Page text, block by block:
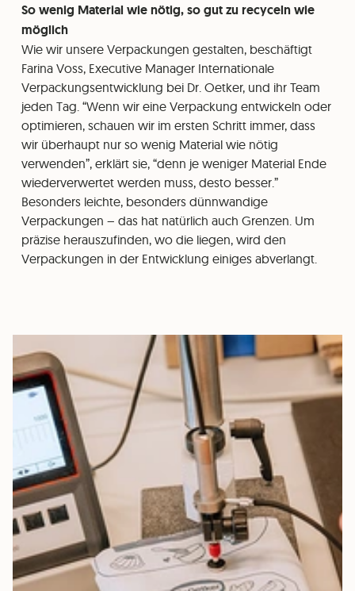
So wenig Material wie nötig, so gut zu recyceln wie
möglich
Wie wir unsere Verpackungen gestalten, beschäftigt
Farina Voss, Executive Manager Internationale
Verpackungsentwicklung bei Dr. Oetker, und ihr Team
jeden Tag. “Wenn wir eine Verpackung entwickeln oder
optimieren, schauen wir im ersten Schritt immer, dass
wir überhaupt nur so wenig Material wie nötig
verwenden”, erklärt sie, “denn je weniger Material Ende
wiederverwertet werden muss, desto besser.”
Besonders leichte, besonders dünnwandige
Verpackungen – das hat natürlich auch Grenzen. Um
präzise herauszufinden, wo die liegen, wird den
Verpackungen in der Entwicklung einiges abverlangt.